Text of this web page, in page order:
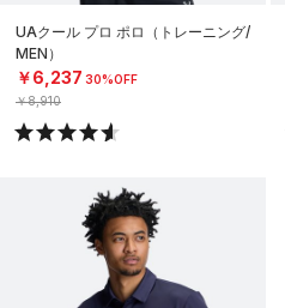
UAクール プロ ポロ（トレーニング/
MEN）
￥6,237 30%OFF
￥8,910